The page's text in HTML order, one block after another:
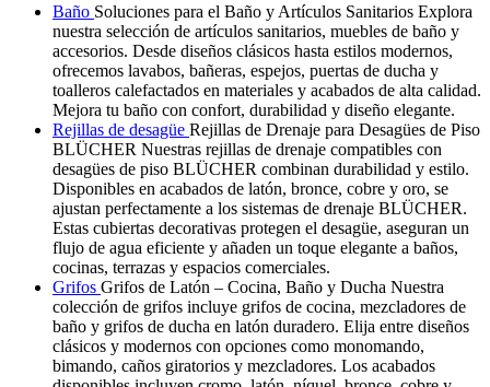
Baño Soluciones para el Baño y Artículos Sanitarios Explora
nuestra selección de artículos sanitarios, muebles de baño y
accesorios. Desde diseños clásicos hasta estilos modernos,
ofrecemos lavabos, bañeras, espejos, puertas de ducha y
toalleros calefactados en materiales y acabados de alta calidad.
Mejora tu baño con confort, durabilidad y diseño elegante.
Rejillas de desagüe Rejillas de Drenaje para Desagües de Piso
BLÜCHER Nuestras rejillas de drenaje compatibles con
desagües de piso BLÜCHER combinan durabilidad y estilo.
Disponibles en acabados de latón, bronce, cobre y oro, se
ajustan perfectamente a los sistemas de drenaje BLÜCHER.
Estas cubiertas decorativas protegen el desagüe, aseguran un
flujo de agua eficiente y añaden un toque elegante a baños,
cocinas, terrazas y espacios comerciales.
Grifos Grifos de Latón – Cocina, Baño y Ducha Nuestra
colección de grifos incluye grifos de cocina, mezcladores de
baño y grifos de ducha en latón duradero. Elija entre diseños
clásicos y modernos con opciones como monomando,
bimando, caños giratorios y mezcladores. Los acabados